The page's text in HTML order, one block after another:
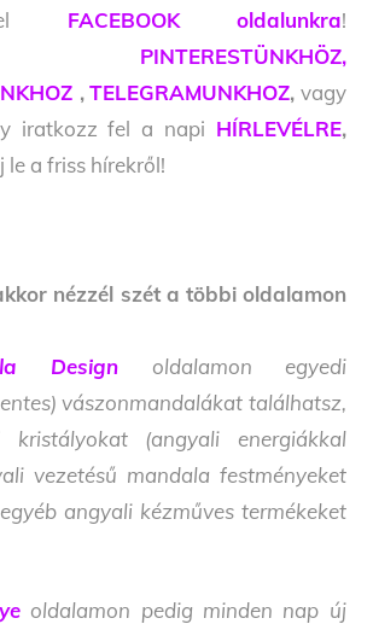
FACEBOOK oldalunkra!
PINTERESTÜNKHÖZ,
, TELEGRAMUNKHOZ, vagy
iratkozz fel a napi HÍRLEVÉLRE,
le a friss hírekről!
nézzél szét a többi oldalamon
Design oldalamon egyedi
vászonmandalákat találhatsz,
kristályokat (angyali energiákkal
vezetésű mandala festményeket
angyali kézműves termékeket
oldalamon pedig minden nap új